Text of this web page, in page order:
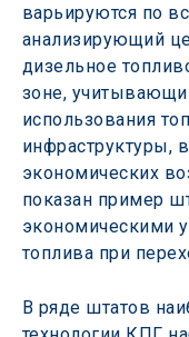
варьируются по
анализирующий
дизельное
зоне,
использования
инфраструктуры,
экономических
показан пример
экономическими
топлива при
В ряде штатов